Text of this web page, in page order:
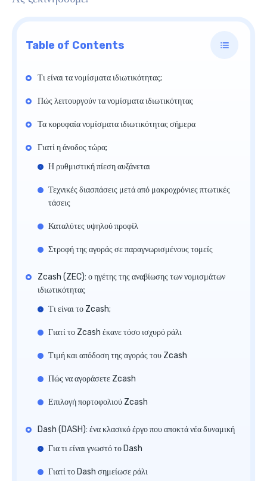
Table of Contents
Τι είναι τα νομίσματα ιδιωτικότητας;
Πώς λειτουργούν τα νομίσματα ιδιωτικότητας
Τα κορυφαία νομίσματα ιδιωτικότητας σήμερα
Γιατί η άνοδος τώρα;
Η ρυθμιστική πίεση αυξάνεται
Τεχνικές διασπάσεις μετά από μακροχρόνιες πτωτικές
τάσεις
Καταλύτες υψηλού προφίλ
Στροφή της αγοράς σε παραγνωρισμένους τομείς
Zcash (ZEC): ο ηγέτης της αναβίωσης των νομισμάτων
ιδιωτικότητας
Τι είναι το Zcash;
Γιατί το Zcash έκανε τόσο ισχυρό ράλι
Τιμή και απόδοση της αγοράς του Zcash
Πώς να αγοράσετε Zcash
Επιλογή πορτοφολιού Zcash
Dash (DASH): ένα κλασικό έργο που αποκτά νέα δυναμική
Για τι είναι γνωστό το Dash
Γιατί το Dash σημείωσε ράλι